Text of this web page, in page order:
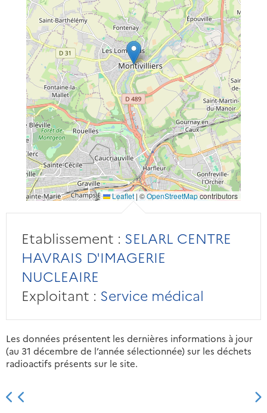
Leaflet | ©OpenStreetMapcontributors
Etablissement : SELARL CENTRE
HAVRAIS D'IMAGERIE
NUCLEAIRE
Exploitant : Service médical
Les données présentent les dernières informations à jour
(au 31 décembre de l’année sélectionnée) sur les déchets
radioactifs présents sur le site.